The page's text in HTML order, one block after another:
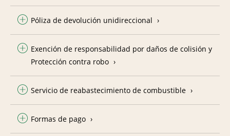
Póliza de devolución unidireccional
Exención de responsabilidad por daños de colisión y
Protección contra robo
Servicio de reabastecimiento de combustible
Formas de pago